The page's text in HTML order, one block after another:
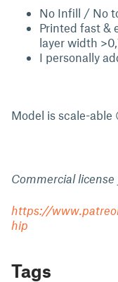
No Infill / No
Printed fast &
layer width
I personally
Model is scale-
Commercial
https://
hip
Tags